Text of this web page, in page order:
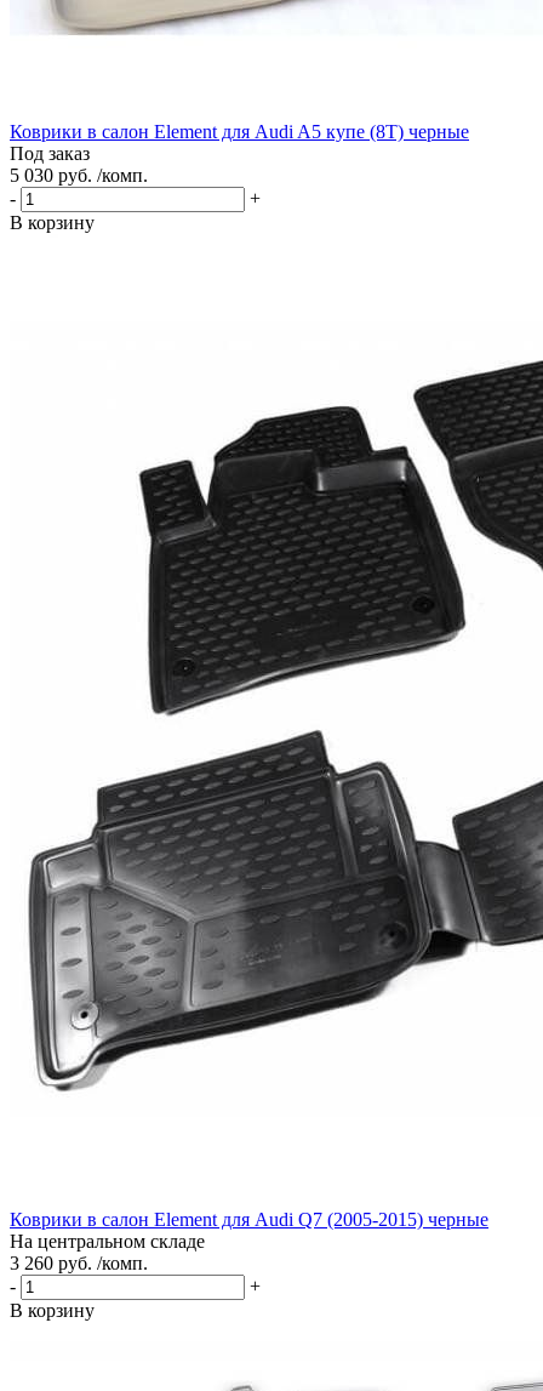
Коврики в салон Element для Audi A5 купе (8T) черные
Под заказ
5 030 руб. /комп.
-
+
В корзину
Коврики в салон Element для Audi Q7 (2005-2015) черные
На центральном складе
3 260 руб. /комп.
-
+
В корзину